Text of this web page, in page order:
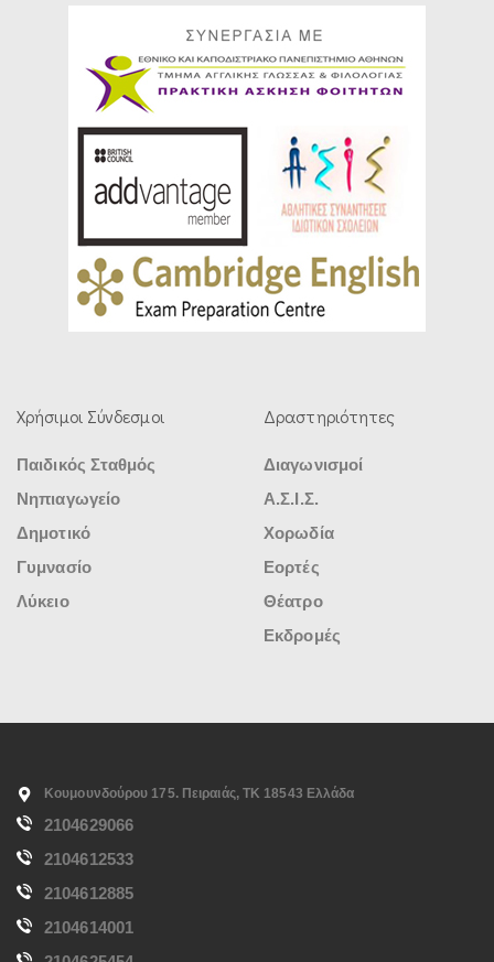
Χρήσιμοι Σύνδεσμοι
Παιδικός Σταθμός
Νηπιαγωγείο
Δημοτικό
Γυμνασίο
Λύκειο
Δραστηριότητες
Διαγωνισμοί
Α.Σ.Ι.Σ.
Χορωδία
Εορτές
Θέατρο
Εκδρομές
Κουμουνδούρου 175. Πειραιάς, ΤΚ 18543 Ελλάδα
2104629066
2104612533
2104612885
2104614001